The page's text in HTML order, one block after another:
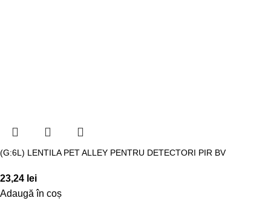
(G:6L) LENTILA PET ALLEY PENTRU DETECTORI PIR BV
23,24 lei
Adaugă în coș